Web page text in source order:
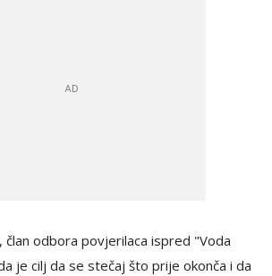
član odbora povjerilaca ispred "Voda
je cilj da se stečaj što prije okonča i da